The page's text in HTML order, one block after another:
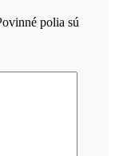
polia sú